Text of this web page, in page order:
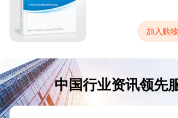
加入购
中国行业资讯领先